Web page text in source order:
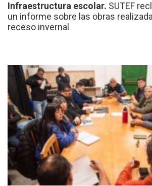
Infraestructura escolar. SUTEF
un informe sobre las obras
receso invernal